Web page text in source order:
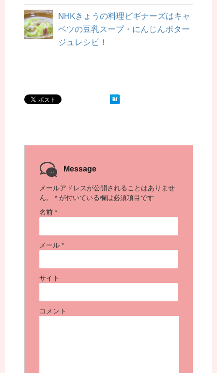
NHKきょうの料理ビギナーズはキャ
ベツの豆乳スープ・にんじんポター
ジュレシピ！
Message
メールアドレスが公開されることはありませ
ん。
* が付いている欄は必須項目です
名前 *
メール *
サイト
コメント